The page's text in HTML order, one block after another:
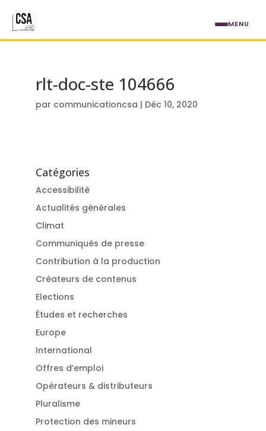
rlt-doc-ste 104666
par communicationcsa | Déc 10, 2020
Catégories
Accessibilité
Actualités générales
Climat
Communiqués de presse
Contribution à la production
Créateurs de contenus
Elections
Études et recherches
Europe
International
Offres d’emploi
Opérateurs & distributeurs
Pluralisme
Protection des mineurs
MENU